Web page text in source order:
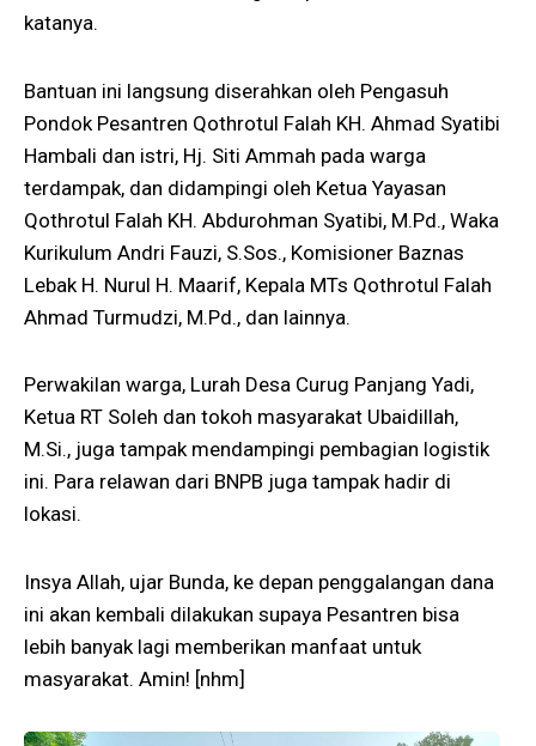
katanya.
Bantuan ini langsung diserahkan oleh Pengasuh
Pondok Pesantren Qothrotul Falah KH. Ahmad Syatibi
Hambali dan istri, Hj. Siti Ammah pada warga
terdampak, dan didampingi oleh Ketua Yayasan
Qothrotul Falah KH. Abdurohman Syatibi, M.Pd., Waka
Kurikulum Andri Fauzi, S.Sos., Komisioner Baznas
Lebak H. Nurul H. Maarif, Kepala MTs Qothrotul Falah
Ahmad Turmudzi, M.Pd., dan lainnya.
Perwakilan warga, Lurah Desa Curug Panjang Yadi,
Ketua RT Soleh dan tokoh masyarakat Ubaidillah,
M.Si., juga tampak mendampingi pembagian logistik
ini. Para relawan dari BNPB juga tampak hadir di
lokasi.
Insya Allah, ujar Bunda, ke depan penggalangan dana
ini akan kembali dilakukan supaya Pesantren bisa
lebih banyak lagi memberikan manfaat untuk
masyarakat. Amin! [nhm]